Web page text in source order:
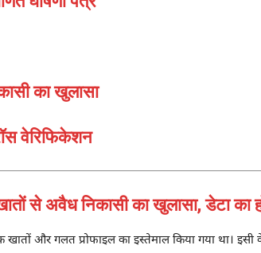
का खुलासा
वेरिफिकेशन
से अवैध निकासी का खुलासा, डेटा का
और गलत प्रोफाइल का इस्तेमाल किया गया था।